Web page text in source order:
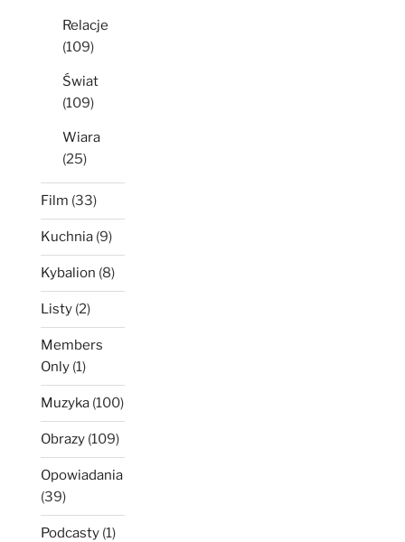
Relacje
(109)
Świat
(109)
Wiara
(25)
Film (33)
Kuchnia (9)
Kybalion (8)
Listy (2)
Members
Only (1)
Muzyka (100)
Obrazy (109)
Opowiadania
(39)
Podcasty (1)